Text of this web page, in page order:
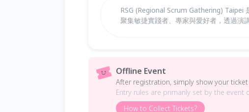
RSG (Regional Scrum Gathering) Taipei
聚集敏捷實踐者、專家與愛好者，透過演
Offline Event
After registration, simply show your
Entry rules are primarily set by the event
How to Collect Tickets?